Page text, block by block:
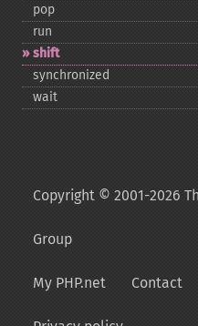
pop
run
shift
synchronized
wait
Copyright © 2001-2026
Group
My PHP.net Contact